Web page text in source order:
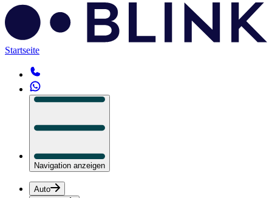
Startseite
Navigation anzeigen
Auto